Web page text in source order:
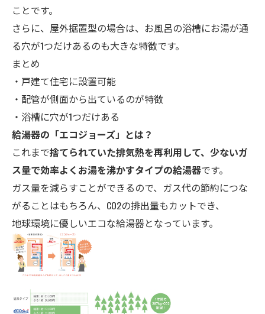
ことです。
さらに、屋外据置型の場合は、お風呂の浴槽にお湯が通
る穴が1つだけあるのも大きな特徴です。
まとめ
・戸建て住宅に設置可能
・配管が側面から出ているのが特徴
・浴槽に穴が1つだけある
給湯器の「エコジョーズ」とは？
これまで捨てられていた排気熱を再利用して、少ないガ
ス量で効率よくお湯を沸かすタイプの給湯器です。
ガス量を減らすことができるので、ガス代の節約につな
がることはもちろん、CO2の排出量もカットでき、
地球環境に優しいエコな給湯器となっています。